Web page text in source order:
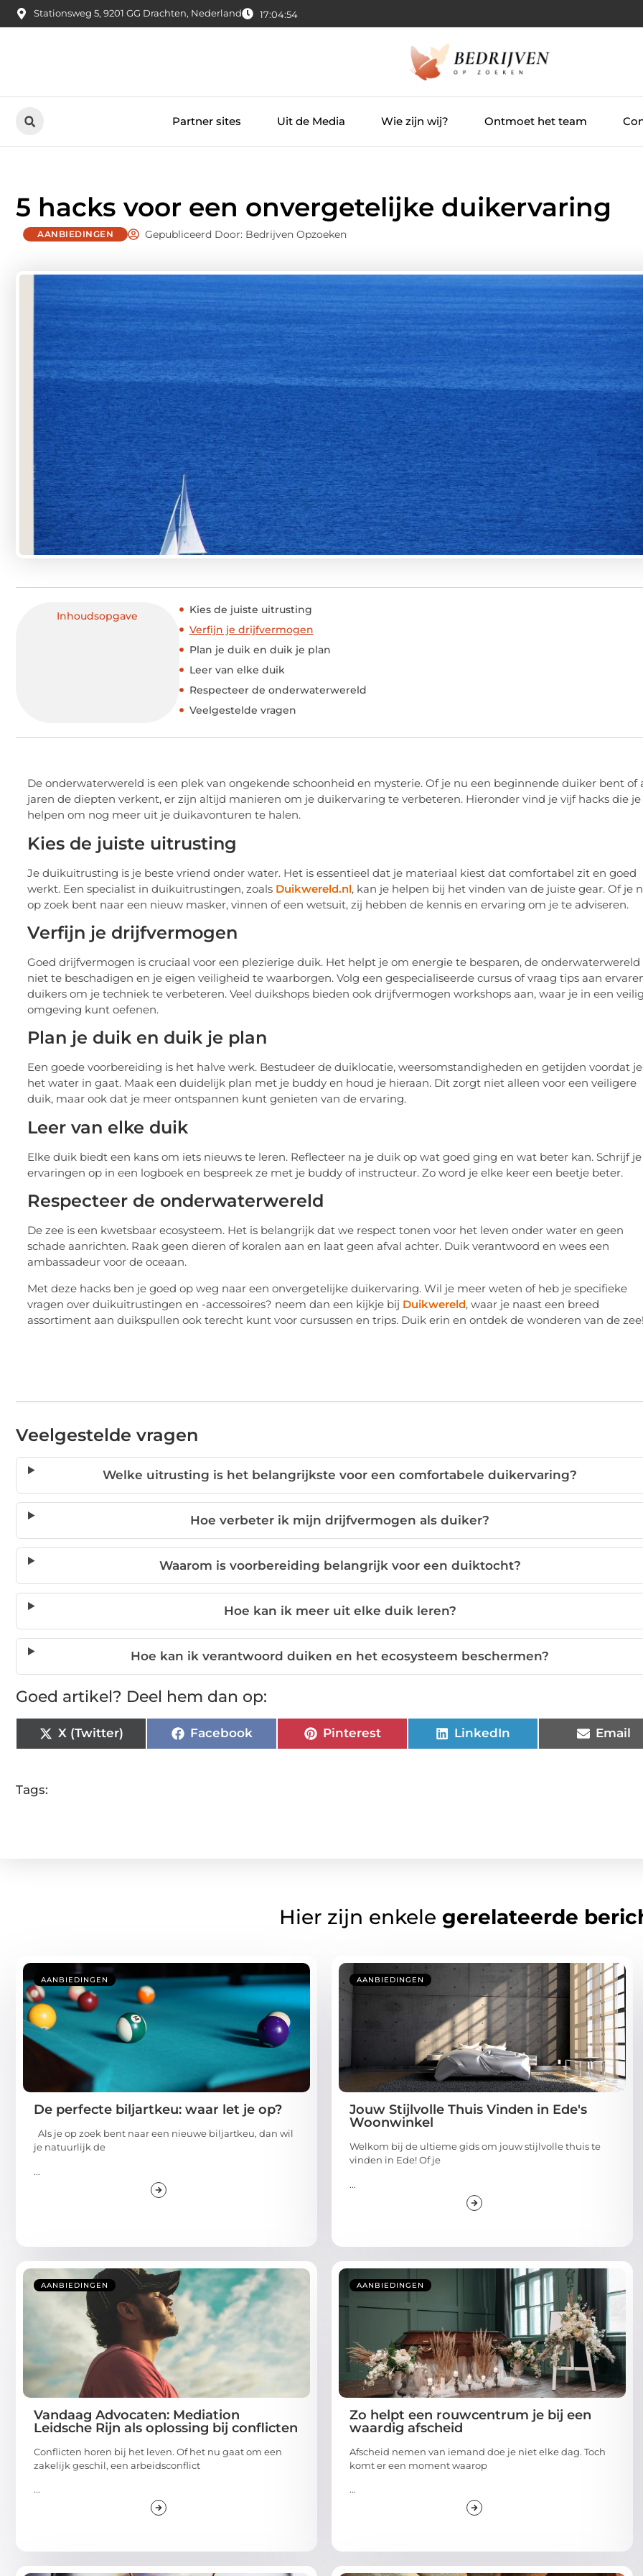
Stationsweg 5, 9201 GG Drachten, Nederland 17:04:55
Partner sites Uit de Media Wie zijn wij? Ontmoet het team
5 hacks voor een onvergetelijke duikervaring
AANBIEDINGEN Gepubliceerd Door: Bedrijven Opzoeken
Inhoudsopgave
Kies de juiste uitrusting
Verfijn je drijfvermogen
Plan je duik en duik je plan
Leer van elke duik
Respecteer de onderwaterwereld
Veelgestelde vragen
De onderwaterwereld is een plek van ongekende schoonheid en mysterie. Of je nu een beginnende duiker bent of
jaren de diepten verkent, er zijn altijd manieren om je duikervaring te verbeteren. Hieronder vind je vijf hacks die je
helpen om nog meer uit je duikavonturen te halen.
Kies de juiste uitrusting
Je duikuitrusting is je beste vriend onder water. Het is essentieel dat je materiaal kiest dat comfortabel zit en goed
werkt. Een specialist in duikuitrustingen, zoals Duikwereld.nl, kan je helpen bij het vinden van de juiste gear. Of je
op zoek bent naar een nieuw masker, vinnen of een wetsuit, zij hebben de kennis en ervaring om je te adviseren.
Verfijn je drijfvermogen
Goed drijfvermogen is cruciaal voor een plezierige duik. Het helpt je om energie te besparen, de onderwaterwereld
niet te beschadigen en je eigen veiligheid te waarborgen. Volg een gespecialiseerde cursus of vraag tips aan
duikers om je techniek te verbeteren. Veel duikshops bieden ook drijfvermogen workshops aan, waar je in een
omgeving kunt oefenen.
Plan je duik en duik je plan
Een goede voorbereiding is het halve werk. Bestudeer de duiklocatie, weersomstandigheden en getijden voordat je
het water in gaat. Maak een duidelijk plan met je buddy en houd je hieraan. Dit zorgt niet alleen voor een veiligere
duik, maar ook dat je meer ontspannen kunt genieten van de ervaring.
Leer van elke duik
Elke duik biedt een kans om iets nieuws te leren. Reflecteer na je duik op wat goed ging en wat beter kan. Schrijf je
ervaringen op in een logboek en bespreek ze met je buddy of instructeur. Zo word je elke keer een beetje beter.
Respecteer de onderwaterwereld
De zee is een kwetsbaar ecosysteem. Het is belangrijk dat we respect tonen voor het leven onder water en geen
schade aanrichten. Raak geen dieren of koralen aan en laat geen afval achter. Duik verantwoord en wees een
ambassadeur voor de oceaan.
Met deze hacks ben je goed op weg naar een onvergetelijke duikervaring. Wil je meer weten of heb je specifieke
vragen over duikuitrustingen en -accessoires? neem dan een kijkje bij Duikwereld, waar je naast een breed
assortiment aan duikspullen ook terecht kunt voor cursussen en trips. Duik erin en ontdek de wonderen van de zee!
Veelgestelde vragen
Welke uitrusting is het belangrijkste voor een comfortabele duikervaring?
Hoe verbeter ik mijn drijfvermogen als duiker?
Waarom is voorbereiding belangrijk voor een duiktocht?
Hoe kan ik meer uit elke duik leren?
Hoe kan ik verantwoord duiken en het ecosysteem beschermen?
Goed artikel? Deel hem dan op:
X (Twitter) Facebook Pinterest LinkedIn Email
Tags:
Hier zijn enkele gerelateerde
AANBIEDINGEN
De perfecte biljartkeu: waar let je op?
Als je op zoek bent naar een nieuwe biljartkeu, dan wil
je natuurlijk de
...
AANBIEDINGEN
Jouw Stijlvolle Thuis Vinden in Ede's
Woonwinkel
Welkom bij de ultieme gids om jouw stijlvolle thuis te
vinden in Ede! Of je
...
AANBIEDINGEN
Vandaag Advocaten: Mediation
Leidsche Rijn als oplossing bij conflicten
Conflicten horen bij het leven. Of het nu gaat om een
zakelijk geschil, een arbeidsconflict
...
AANBIEDINGEN
Zo helpt een rouwcentrum je bij een
waardig afscheid
Afscheid nemen van iemand doe je niet elke dag. Toch
komt er een moment waarop
...